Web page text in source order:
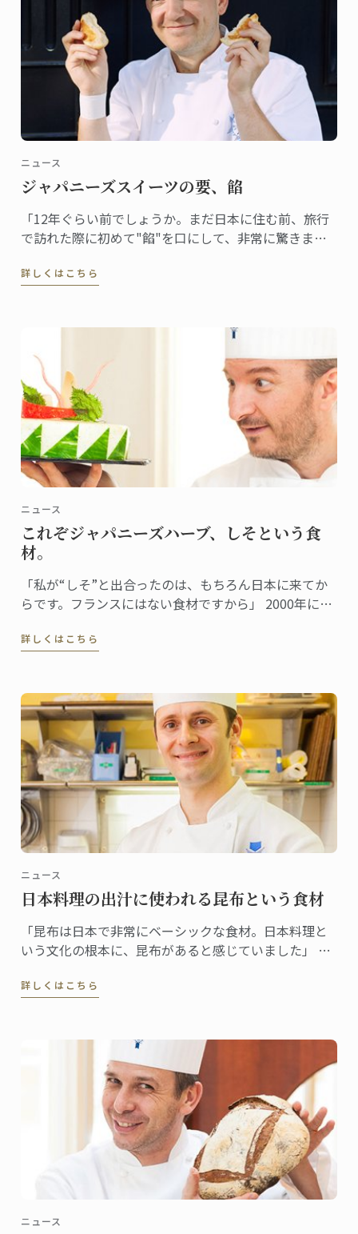
ニュース
ジャパニーズスイーツの要、餡
「12年ぐらい前でしょうか。まだ日本に住む前、旅行
で訪れた際に初めて"餡"を口にして、非常に驚きまし
ずしませんから。食感も不思議でした」
詳しくはこちら
ニュース
これぞジャパニーズハーブ、しそという食
材。
「私が“しそ”と出合ったのは、もちろん日本に来てか
らです。フランスにはない食材ですから」 2000年に来
フ。しそとは日本食を通じて出合ったという。 「珍し
詳しくはこちら
ニュース
日本料理の出汁に使われる昆布という食材
「昆布は日本で非常にベーシックな食材。日本料理と
いう文化の根本に、昆布があると感じていました」 昆
詳しくはこちら
ニュース